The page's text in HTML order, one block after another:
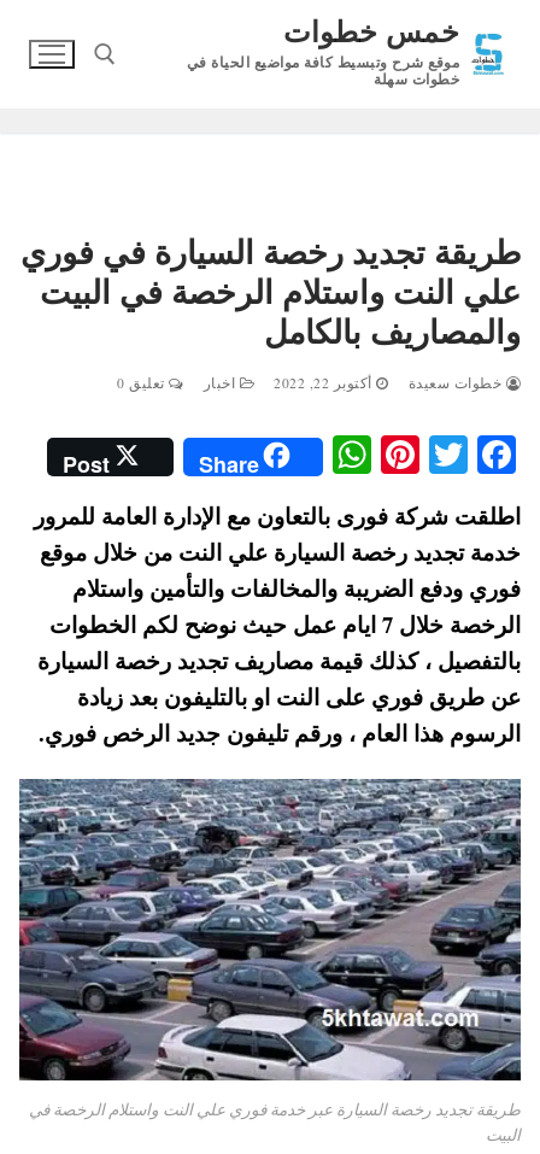
المحتوى
خمس خطوات
موقع شرح وتبسيط كافة مواضيع الحياة في
خطوات سهلة
طريقة تجديد رخصة السيارة في فوري
علي النت واستلام الرخصة في البيت
والمصاريف بالكامل
خطوات سعيدة أكتوبر 22, 2022 اخبار تعليق 0
Fa
bo
ok
T
wi
tte
r
Pi
er
es
t
W
ha
ts
A
pp
Share
Post
اطلقت شركة فورى بالتعاون مع الإدارة العامة للمرور
خدمة تجديد رخصة السيارة علي النت من خلال موقع
فوري ودفع الضريبة والمخالفات والتأمين واستلام
الرخصة خلال 7 ايام عمل حيث نوضح لكم الخطوات
بالتفصيل ، كذلك قيمة مصاريف تجديد رخصة السيارة
عن طريق فوري على النت او بالتليفون بعد زيادة
الرسوم هذا العام ، ورقم تليفون جديد الرخص فوري.
طريقة تجديد رخصة السيارة عبر خدمة فوري علي النت واستلام الرخصة في
البيت